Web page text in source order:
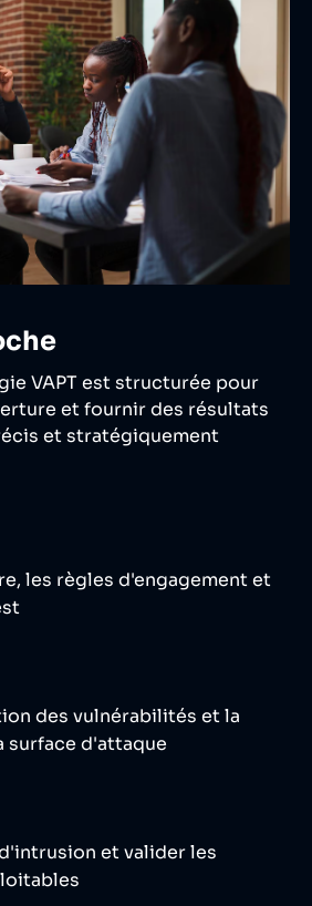
VAPT est structurée pour
et fournir des résultats
et stratégiquement
les règles d'engagement et
des vulnérabilités et la
surface d'attaque
et valider les